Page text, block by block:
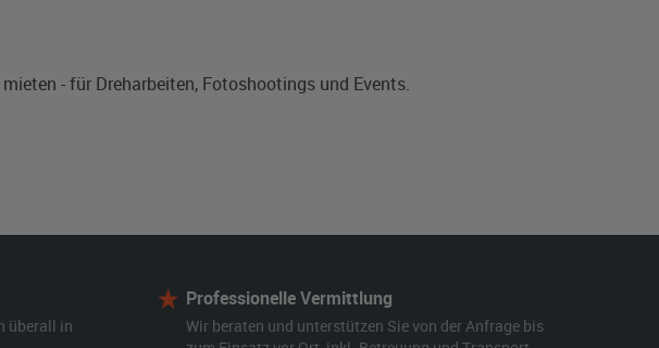
- für Dreharbeiten, Fotoshootings und Events.
überall in
Professionelle Vermittlung
Wir beraten und unterstützen Sie von der Anfrage bis